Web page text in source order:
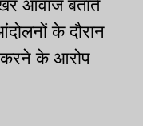
आवाज बताते
के दौरान
करने के आरोप